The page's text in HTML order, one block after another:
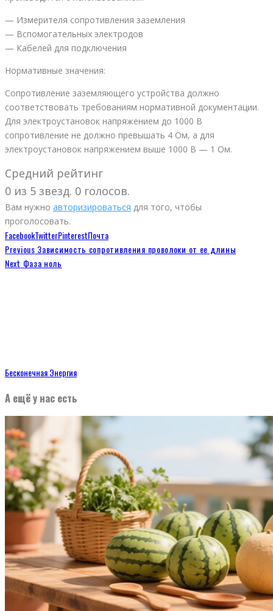
— Измерителя сопротивления заземления
— Вспомогательных электродов
— Кабелей для подключения
Нормативные значения:
Сопротивление заземляющего устройства должно
соответствовать требованиям нормативной документации.
Для электроустановок напряжением до 1000 В
сопротивление не должно превышать 4 Ом, а для
электроустановок напряжением выше 1000 В — 1 Ом.
Средний рейтинг
0 из 5 звезд. 0 голосов.
Вам нужно авторизироваться для того, чтобы
проголосовать.
FacebookTwitterPinterestПочта
Previous Зависимость сопротивления проволоки от ее длины
Next Фаза ноль
Бесконечная Энергия
А ещё у нас есть